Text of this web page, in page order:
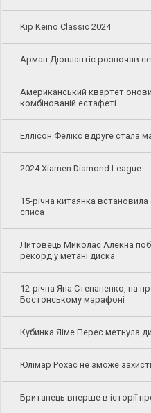
Kip Keino Classic 2024
Арман Дюплантіс розпочав
Американський квартет
комбінованій естафеті
Еллісон Фелікс вдруге стала
2024 Xiamen Diamond League
15-річна китаянка
списа
Литовець Миколас Алекна
рекорд у метані диска
12-річна Яна Степаненко, на
Бостонському марафоні
Кубинка Яіме Перес метнула
Юлімар Рохас не зможе
Британець вперше в історії